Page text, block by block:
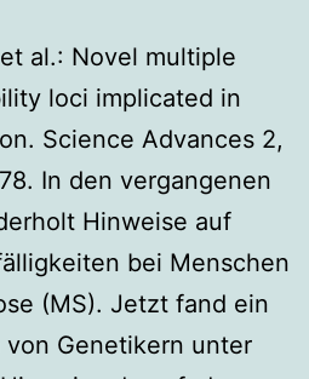
al.: Novel multiple
loci implicated in
Science Advances 2,
In den vergangenen
Hinweise auf
bei Menschen
(MS). Jetzt fand ein
Genetikern unter